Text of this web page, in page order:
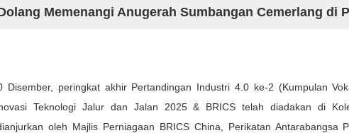
Memenangi Anugerah Sumbangan Cemerlang di
Disember, peringkat akhir Pertandingan Industri 4.0 ke-2 (Kumpulan
Teknologi Jalur dan Jalan 2025 & BRICS telah diadakan di
oleh Majlis Perniagaan BRICS China, Perikatan Antarabangsa